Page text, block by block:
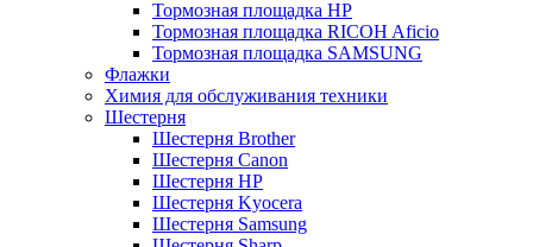
Тормозная площадка HP
Тормозная площадка RICOH Aficio
Тормозная площадка SAMSUNG
Флажки
Химия для обслуживания техники
Шестерня
Шестерня Brother
Шестерня Canon
Шестерня HP
Шестерня Kyocera
Шестерня Samsung